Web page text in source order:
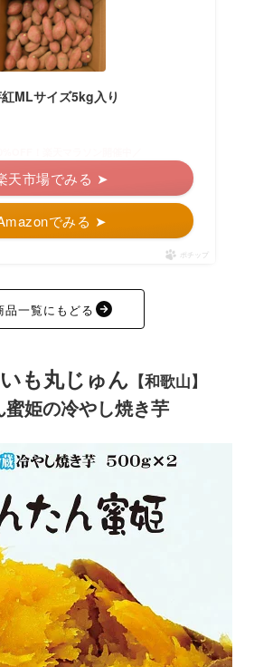
MLサイズ5kg入り
でみる ➤
天市場でみる ➤
ポチップ
品一覧にもどる
も丸じゅん 【和歌山】
蜜姫の冷やし焼き芋